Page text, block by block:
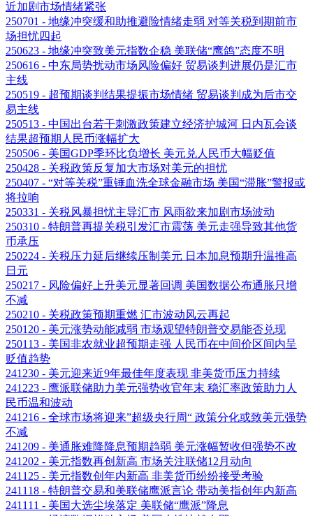
近加剧市场情绪紧张
250701 - 地缘冲突缓和助推避险情绪走弱 对等关税到期前市
场担忧四起
250623 - 地缘冲突致美元指数企稳 美联储“鹰鸽”态度不明
250616 - 中东局势扰动市场风险偏好 贸易谈判进展仍是汇市
主线
250519 - 超预期谈判结果提振市场情绪 贸易谈判成为后市交
易主线
250513 - 中国出台若干刺激政策建立经济护城河 日内瓦会谈
结果超预期人民币涨幅扩大
250506 - 美国GDP季环比负增长 美元兑人民币大幅贬值
250428 - 关税政策反复加大市场对美元的担忧
250407 - “对等关税”重锤血洗全球金融市场 美国“滞胀”警报或
将拉响
250331 - 关税风暴担忧主导汇市 风雨欲来加剧市场波动
250310 - 特朗普再提关税引发汇市震荡 美元走强导致其他货
币承压
250224 - 关税压力延后继续压制美元 日本加息预期升温推高
日元
250217 - 风险偏好上升美元显著回调 美国数据公布通胀只增
不减
250210 - 关税政策预期重燃 汇市波动风云再起
250120 - 美元涨势动能减弱 市场观望特朗普交易能否兑现
250113 - 美国非农就业超预期走强 人民币在中间价区间内呈
贬值趋势
241230 - 美元迎来近9年最佳年度表现 非美货币压力持续
241223 - 鹰派联储助力美元强势收官年末 稳汇率政策助力人
民币温和波动
241216 - 全球市场将迎来”超级央行周“ 政策分化或致美元强势
不减
241209 - 美通胀难降降息预期趋弱 美元涨幅暂收但强势不改
241202 - 美元指数再创新高 市场关注联储12月动向
241125 - 美元指数创年内新高 非美货币纷纷接受考验
241118 - 特朗普交易和美联储鹰派言论 带动美指创年内新高
241111 - 美国大选尘埃落定 美联储“鹰派”降息